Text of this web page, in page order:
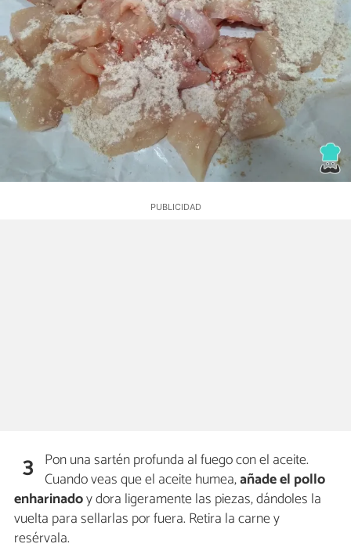
3 Pon una sartén profunda al fuego con el aceite.
Cuando veas que el aceite humea,añade el pollo
enharinadoy dora ligeramente las piezas, dándoles la
vuelta para sellarlas por fuera. Retira la carne y
resérvala.